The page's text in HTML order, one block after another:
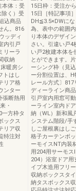
本体：受
く）受
込商品
ん。816
ッディ
内引戸
リーラ
収納
暖房シ
トはし
リア格
ンター
張断熱用
・
方枠タ
ックス
リア収
特注対
15日枠：受注か
15日［特記事項
DH≦3.5×DWに
為、表中の範囲
り本体のデザイ
さい。引違い戸4
い戸2枚建本体を
とができます。
ーシング枠（見
ー分割位置は、
レール方式〕
ディーライン商
引戸室内用窓可
ーライン室内ド
納（WL）新和風
システム階段/手
しご屋根裏はし
格子カーテンボ
ーモイスNT内装
用204用サーモ
204）浴室ドア
イプ木造用フリ
収納ボックスタ
納タスボックス